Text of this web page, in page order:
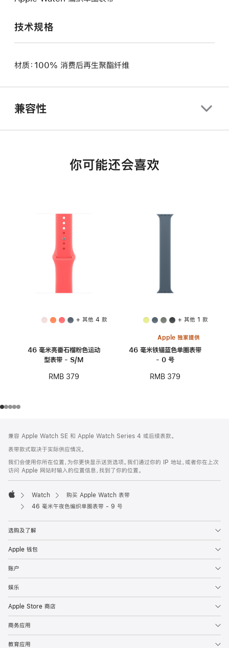
技术规格
材质：100% 消费后再生聚酯纤维
兼容性
你可能还会喜欢
+ 其他 4 款
46 毫米亮番石榴粉色运动
型表带 - S/M
RMB 379
+ 其他 1 款
Apple 独家提供
46 毫米铁锚蓝色单圈表带
- 0 号
RMB 379
页
页
脚
注
兼容 Apple Watch SE 和 Apple Watch Series 4 或后续表款。
表带款式取决于实际供应情况。
我们会使用你所在位置，为你更快显示送货选项。我们通过你的 IP 地址，或者你在上次
访问 Apple 网站时输入的位置信息，找到了你的位置。
Apple
Watch
购买 Apple Watch 表带
46 毫米午夜色编织单圈表带 - 9 号
选购及了解
Apple 钱包
账户
娱乐
Apple Store 商店
商务应用
教育应用